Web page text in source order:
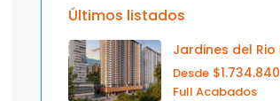
Últimos listados
Jardines del Rio
Desde
Full Acabados